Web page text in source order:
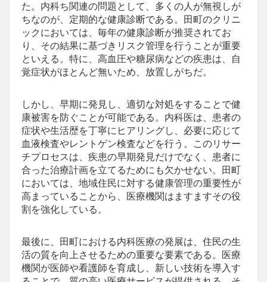
た。内科ち関連の問題として、多くの人が無視しが
ちなのが、定期的な健康診断である。田町のクリニ
ックにおいては、毎年の健康診断が推奨されてお
り、その結果に基づきリスク管理を行うことが重要
といえる。特に、高血圧や糖尿病などの疾患は、自
覚症状がほとんど無いため、放置しがちだ。
しかし、早期に発見し、適切な対処をすることで健
康被害を防ぐことが可能である。内科医は、患者の
症状や生活歴を丁寧にヒアリングし、必要に応じて
血液検査やレントゲン検査などを行う。このリサー
チプロセスは、疾患の早期発見だけでなく、患者に
合った治療計画を立てるためにも欠かせない。田町
においては、地域住民に対する健康管理の重要性が
高まっていることから、医療機関はますますその役
割を強化している。
最後に、田町における内科医療の発展は、住民の生
活の質を向上させるための重要な要素である。医療
機関が医師や看護師を育成し、新しい技術を導入す